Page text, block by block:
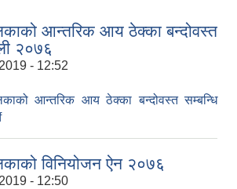
आन्तरिक आय ठेक्का बन्दोवस्त
२०७६
- 12:52
आन्तरिक आय ठेक्का बन्दोवस्त सम्बन्धि
विनियोजन ऐन २०७६
- 12:50